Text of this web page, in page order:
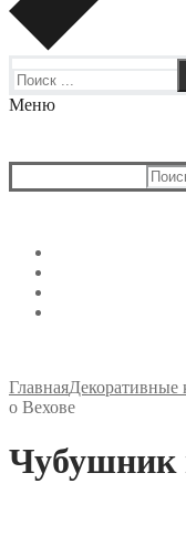
Меню
ГлавнаяДекоративные
о Вехове
Чубушник